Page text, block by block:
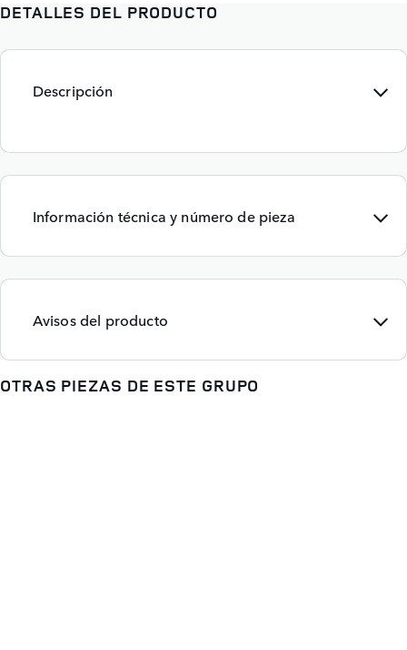
DETALLES DEL PRODUCTO
Descripción
Información técnica y número de pieza
Avisos del producto
OTRAS PIEZAS DE ESTE GRUPO